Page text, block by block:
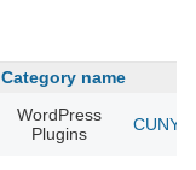
Category name
WordPress
Plugins
CUNY